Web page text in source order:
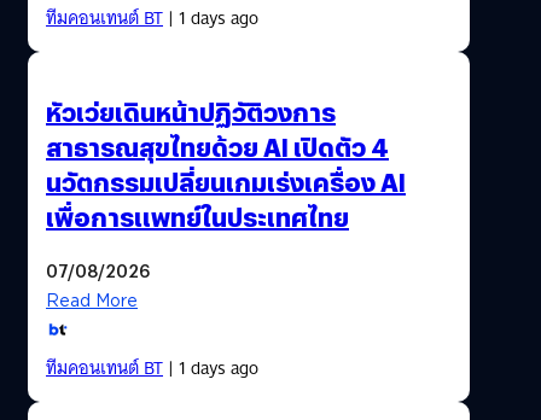
ทีมคอนเทนต์ BT| 1 days ago
หัวเว่ยเดินหน้าปฏิวัติวงการ
สาธารณสุขไทยด้วย AI เปิดตัว 4
นวัตกรรมเปลี่ยนเกมเร่งเครื่อง AI
เพื่อการแพทย์ในประเทศไทย
07/08/2026
Read More
ทีมคอนเทนต์ BT| 1 days ago